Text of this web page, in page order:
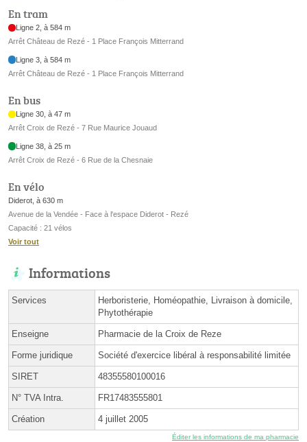
En tram
Ligne 2, à 584 m
Arrêt Château de Rezé - 1 Place François Mitterrand
Ligne 3, à 584 m
Arrêt Château de Rezé - 1 Place François Mitterrand
En bus
Ligne 30, à 47 m
Arrêt Croix de Rezé - 7 Rue Maurice Jouaud
Ligne 38, à 25 m
Arrêt Croix de Rezé - 6 Rue de la Chesnaie
En vélo
Diderot, à 630 m
Avenue de la Vendée - Face à l'espace Diderot - Rezé
Capacité : 21 vélos
Voir tout
Informations
Services
Herboristerie, Homéopathie, Livraison à domicile,
Phytothérapie
Enseigne Pharmacie de la Croix de Reze
Forme juridique Société d'exercice libéral à responsabilité limitée
SIRET 48355580100016
N° TVA Intra. FR17483555801
Création 4 juillet 2005
Éditer les informations de ma pharmacie